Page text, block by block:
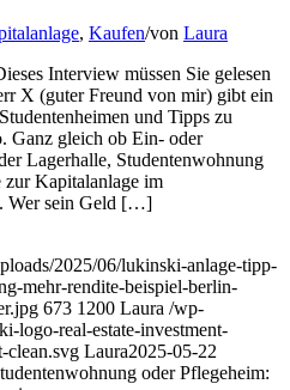
, Kaufen/von Laura
Interview müssen Sie gelesen
X (guter Freund von mir) gibt ein
und Tipps zu
Ganz gleich ob Ein- oder
Lagerhalle, Studentenwohnung
zur Kapitalanlage im
Wer sein Geld […]
2025/06/lukinski-anlage-tipp-
mehr-rendite-beispiel-berlin-
673 1200 Laura /wp-
logo-real-estate-investment-
clean.svg Laura2025-05-22
oder Pflegeheim: